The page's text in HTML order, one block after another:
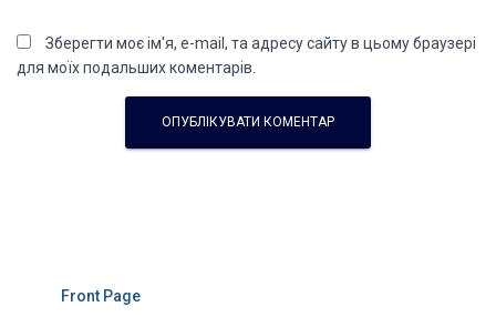
Зберегти моє ім'я, e-mail, та адресу сайту в цьому браузері
для моїх подальших коментарів.
Front Page